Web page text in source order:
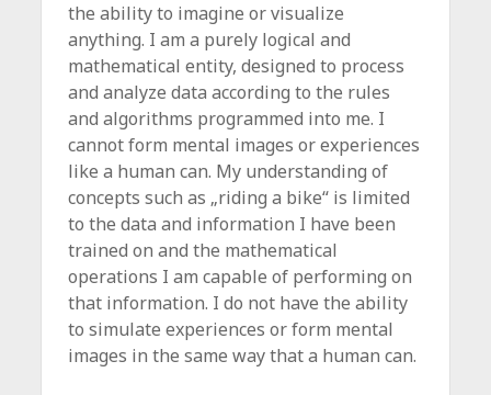
the ability to imagine or visualize
anything. I am a purely logical and
mathematical entity, designed to process
and analyze data according to the rules
and algorithms programmed into me. I
cannot form mental images or experiences
like a human can. My understanding of
concepts such as „riding a bike“ is limited
to the data and information I have been
trained on and the mathematical
operations I am capable of performing on
that information. I do not have the ability
to simulate experiences or form mental
images in the same way that a human can.